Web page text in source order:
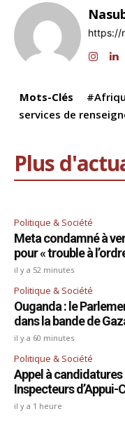
b
o
k
dI
n
A
p
https://
Mots-Clés
services de
Plus
Politique & Société
Meta condamné à
pour « trouble à
il y a 52 minutes
Politique & Société
Ouganda : le
dans la bande de
il y a 60 minutes
Politique & Société
Appel à
Inspecteurs d’Appui-
il y a 1 heure